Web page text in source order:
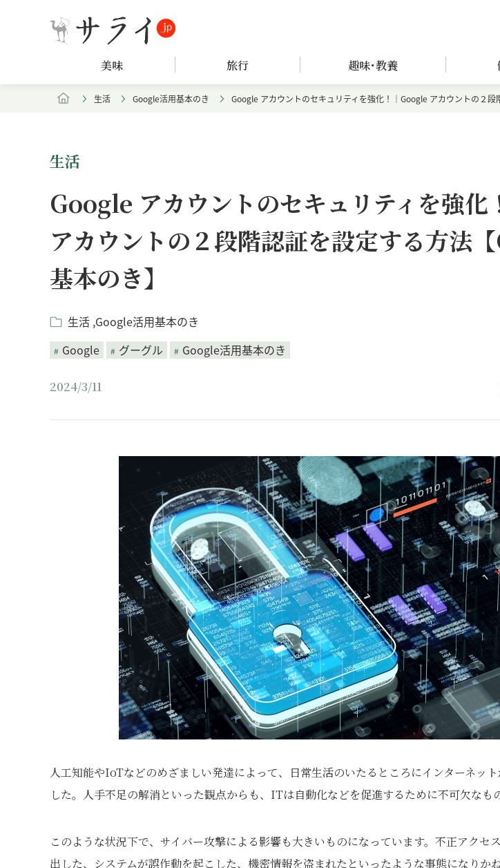
美味 旅行 趣味･教養
生活 Google活用基本のき Google アカウントのセキュリティを強化！｜Google アカウントの２段
生活
Google アカウントのセキュリティを強
アカウントの２段階認証を設定する方法
基本のき】
生活 Google活用基本のき
Google
グーグル Google活用基本のき
2024/3/11
人工知能やIoTなどのめざましい発達によって、日常生活のいたるところにインターネッ
した。人手不足の解消といった観点からも、ITは自動化などを促進するために不可欠なも
このような状況下で、サイバー攻撃による影響も大きいものになっています。不正アクセ
出した、システムが誤作動を起こした、機密情報を盗まれたといったような事態になりかね